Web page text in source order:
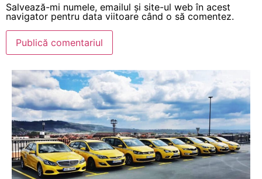
Salvează-mi numele, emailul și site-ul web în acest
navigator pentru data viitoare când o să comentez.